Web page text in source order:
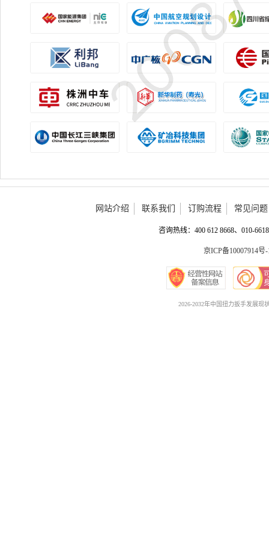
网站介绍 联系我们 订购流程 常见问题
咨询热线：400 612 8668、010-
京ICP备10007914号-
2026-2032年中国扭力扳手发展现